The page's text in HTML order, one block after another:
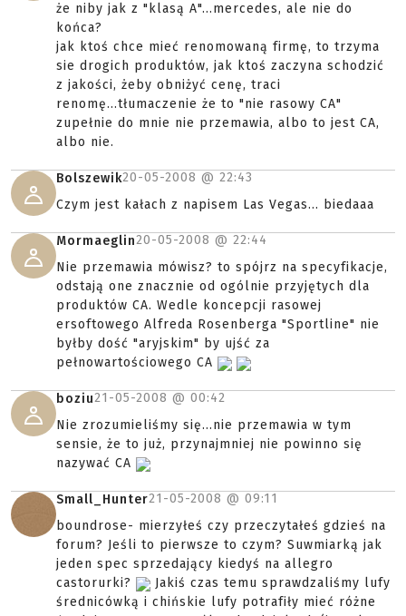
że niby jak z "klasą A"...mercedes, ale nie do
końca?
jak ktoś chce mieć renomowaną firmę, to trzyma
sie drogich produktów, jak ktoś zaczyna schodzić
z jakości, żeby obniżyć cenę, traci
renomę...tłumaczenie że to "nie rasowy CA"
zupełnie do mnie nie przemawia, albo to jest CA,
albo nie.
Bolszewik20-05-2008 @ 22:43
Czym jest kałach z napisem Las Vegas... biedaaa
Mormaeglin20-05-2008 @ 22:44
Nie przemawia mówisz? to spójrz na specyfikacje,
odstają one znacznie od ogólnie przyjętych dla
produktów CA. Wedle koncepcji rasowej
ersoftowego Alfreda Rosenberga "Sportline" nie
byłby dość "aryjskim" by ujść za
pełnowartościowego CA
boziu21-05-2008 @ 00:42
Nie zrozumieliśmy się...nie przemawia w tym
sensie, że to już, przynajmniej nie powinno się
nazywać CA
Small_Hunter21-05-2008 @ 09:11
boundrose- mierzyłeś czy przeczytałeś gdzieś na
forum? Jeśli to pierwsze to czym? Suwmiarką jak
jeden spec sprzedający kiedyś na allegro
castorurki?
Jakiś czas temu sprawdzaliśmy lufy
średnicówką i chińskie lufy potrafiły mieć różne